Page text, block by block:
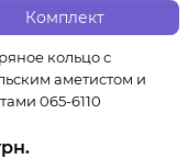
Комплект
кольцо с
аметистом и
065-6110